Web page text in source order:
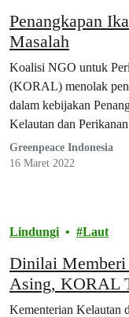
Penangkapan
Masalah
Koalisi NGO untuk
(KORAL) menolak
dalam kebijakan
Kelautan dan
Greenpeace Indonesia
16 Maret 2022
Lindungi Laut
Dinilai Memberi
Asing, KORAL
Penangkapan
Kementerian Kelautan